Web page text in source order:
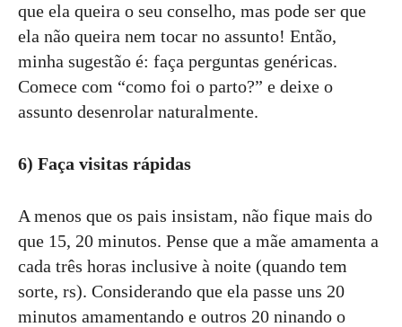
que ela queira o seu conselho, mas pode ser que
ela não queira nem tocar no assunto! Então,
minha sugestão é: faça perguntas genéricas.
Comece com “como foi o parto?” e deixe o
assunto desenrolar naturalmente.
6) Faça visitas rápidas
A menos que os pais insistam, não fique mais do
que 15, 20 minutos. Pense que a mãe amamenta a
cada três horas inclusive à noite (quando tem
sorte, rs). Considerando que ela passe uns 20
minutos amamentando e outros 20 ninando o